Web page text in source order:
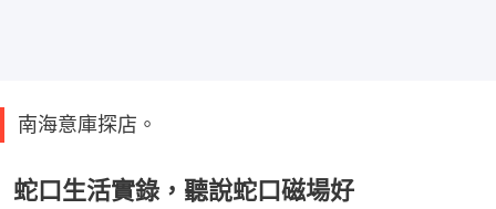
南海意庫探店。
蛇口生活實錄，聽說蛇口磁場好